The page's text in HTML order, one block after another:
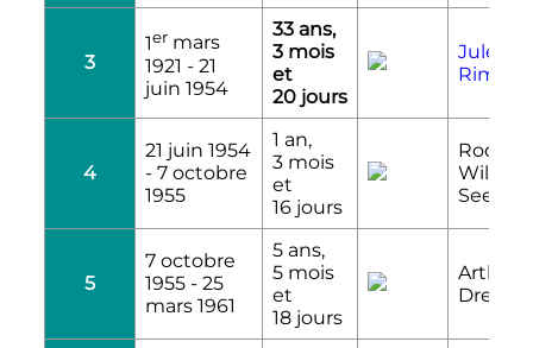
3
1ermars
1921 - 21
juin 1954
33 ans,
3 mois
et
20 jours
Jules
Rimet
4
21 juin 1954
- 7 octobre
1955
1 an,
3 mois
et
16 jours
William
5
7 octobre
1955- 25
mars 1961
5 ans,
5 mois
et
18 jours
Arthur
Drewry